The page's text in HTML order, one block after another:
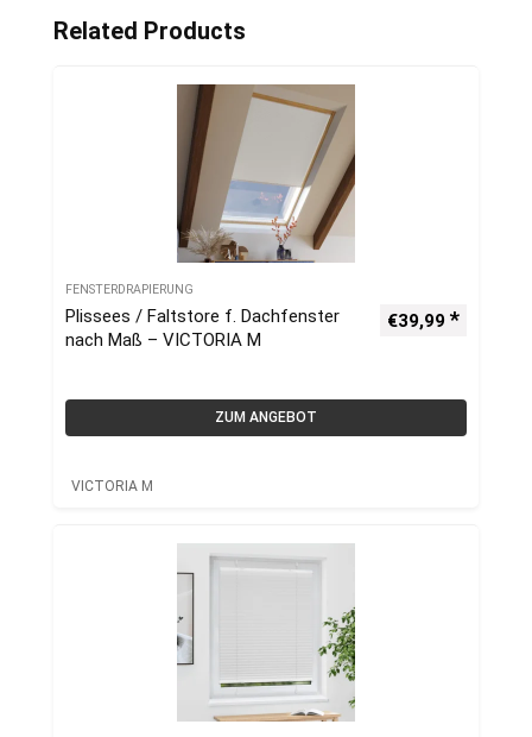
Related Products
FENSTERDRAPIERUNG
Plissees / Faltstore f. Dachfenster
nach Maß – VICTORIA M
€39,99
ZUM ANGEBOT
VICTORIA M